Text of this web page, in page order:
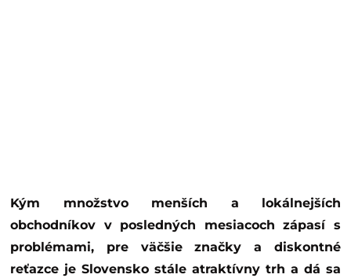
Kým množstvo menších a lokálnejších
obchodníkov v posledných mesiacoch zápasí s
problémami, pre väčšie značky a diskontné
reťazce je Slovensko stále atraktívny trh a dá sa